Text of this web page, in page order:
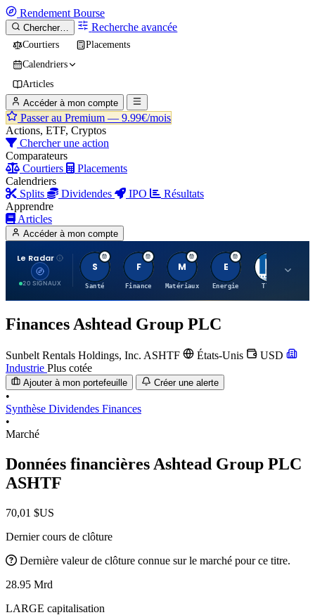
Rendement Bourse
Chercher… Recherche avancée
Courtiers
Placements
Calendriers
Articles
Accéder à mon compte
Passer au Premium — 9.99€/mois
Actions, ETF, Cryptos
Chercher une action
Comparateurs
Courtiers
Placements
Calendriers
Splits
Dividendes IPO
Résultats
Apprendre
Articles
Accéder à mon compte
Le Radar
20 SIGNAUX
S
Santé
F
Finance
M
Matériaux
E
Energie TTWO
Finances Ashtead Group PLC
Sunbelt Rentals Holdings, Inc. ASHTF États-Unis
USD
Industrie Plus cotée
Ajouter à mon portefeuille Créer une alerte
•
Synthèse Dividendes Finances
•
Marché
Données financières Ashtead Group PLC
ASHTF
70,01 $US
Dernier cours de clôture
Dernière valeur de clôture connue sur le marché pour ce titre.
28.95 Mrd
LARGE capitalisation